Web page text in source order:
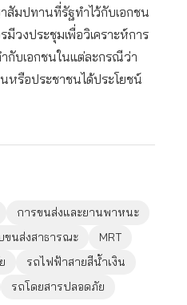
มปทานที่รัฐทำไว้กับเอกชน
วงประชุมเพื่อวิเคราะห์การ
บเอกชนในแต่ละกรณีว่า
หรือประชาชนได้ประโยชน์
การขนส่งและยานพาหนะ
ขนส่งสาธารณะ
MRT
รถไฟฟ้าสายสีน้ำเงิน
รถโดยสารปลอดภัย